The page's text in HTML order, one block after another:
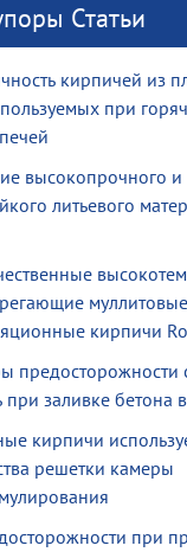
Статьи
кирпичей из
при
высокопрочного и
литьевого
муллитовые
кирпичи
предосторожности
заливке бетона
кирпичи
решетки камеры
при